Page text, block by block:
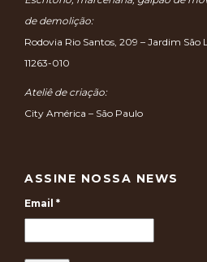
de demolição:
Rodovia Rio Santos, 209 – Jardim São
11263-010
Ateliê de criação:
City América – São Paulo
ASSINE NOSSA NEWS
Email *